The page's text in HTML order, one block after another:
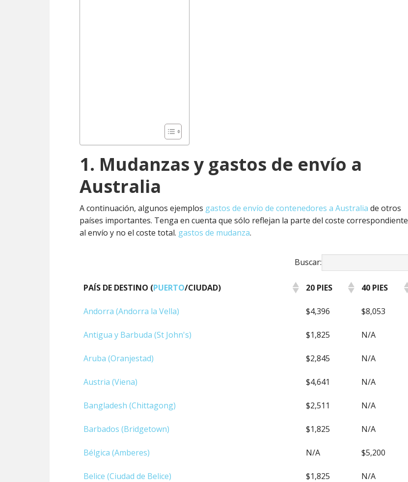
1. Mudanzas y gastos de envío a
Australia
A continuación, algunos ejemplos gastos de envío de contenedores a Australia de otros
países importantes. Tenga en cuenta que sólo reflejan la parte del coste correspondiente
al envío y no el coste total. gastos de mudanza.
Buscar:
PAÍS DE DESTINO (PUERTO/CIUDAD) 20 PIES
40 PIES
PAÍS DE DESTINO (PUERTO 20 PIES 40 PIES
Andorra (Andorra la Vella) $4,396 $8,053
Antigua y Barbuda (St John's) $1,825 N/A
Aruba (Oranjestad) $2,845 N/A
Austria (Viena) $4,641 N/A
Bangladesh (Chittagong) $2,511 N/A
Barbados (Bridgetown) $1,825 N/A
Bélgica (Amberes) N/A $5,200
Belice (Ciudad de Belice) $1,825 N/A